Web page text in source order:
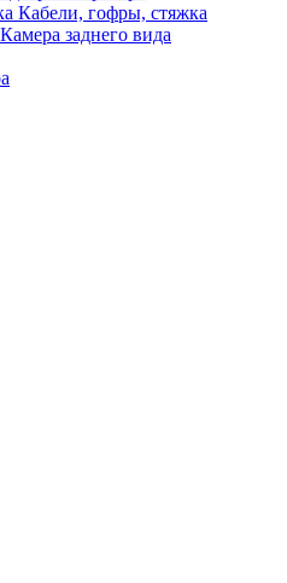
Кабели, гофры, стяжка
Камера заднего вида